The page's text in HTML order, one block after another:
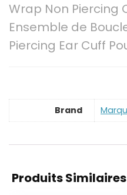
Wrap Non Piercing
Ensemble de
Piercing Ear Cuff
Brand
Produits Similaires